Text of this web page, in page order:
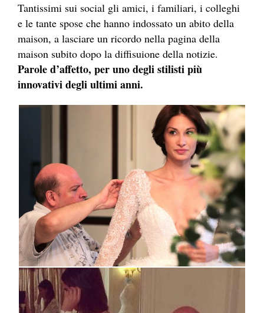
Tantissimi sui social gli amici, i familiari, i colleghi
e le tante spose che hanno indossato un abito della
maison, a lasciare un ricordo nella pagina della
maison subito dopo la diffisuione della notizie.
Parole d’affetto, per uno degli stilisti più
innovativi degli ultimi anni.